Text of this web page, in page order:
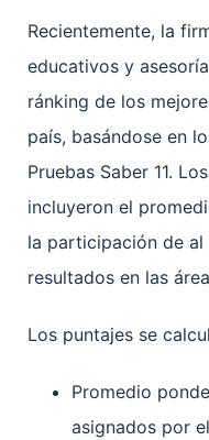
Recientemente, la
educativos y
ránking de los
país, basándose en
Pruebas Saber 11.
incluyeron el
la participación de al
resultados en las
Los puntajes se
Promedio
asignados por